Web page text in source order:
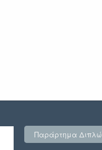
Παράρτημα